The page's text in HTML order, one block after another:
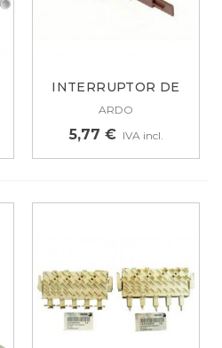
INTERRUPTOR DE
ARDO 6
ARDO
5,77 € IVA incl.